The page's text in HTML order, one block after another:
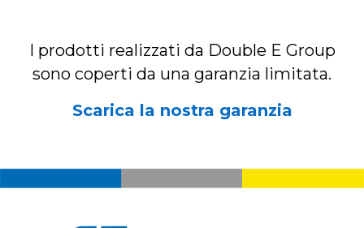
I prodotti realizzati da Double E Group
sono coperti da una garanzia limitata.
Scarica la nostra garanzia